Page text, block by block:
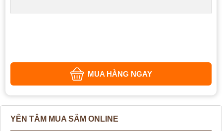
MUA HÀNG NGAY
YÊN TÂM MUA SẮM ONLINE